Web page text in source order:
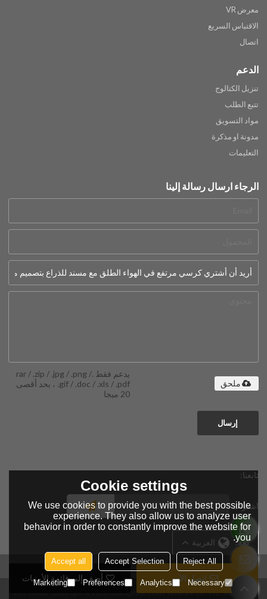
اتصل الآن أضف إلى قائمة الأمنيات
معرض VR
الاقتباس السريع
اتصال
الدعم
تنزيل الكتالوج
تتبع الطلب
مواد التسويق
مدونة او مذكرة
التعليمات
الرجاء ارسال رسالة إلينا
يدعم فقط .rar / .zip / .jpg / .png /
.gif / .doc / .xls / .pdf ، بحد أقصى
20 ميجا
ملحق
إرسال
تابعنا:
اشتراك
لغة: العربية
Guangzhou CDG Furniture Co., Ltd.Support By
Cookie settings
We use cookies to provide you with the best possible
experience. They also allow us to analyze user
behavior in order to constantly improve the website for
you.
Reject All
Accept Selection
Accept all
Necessary
Analytics
Preferences
Marketing